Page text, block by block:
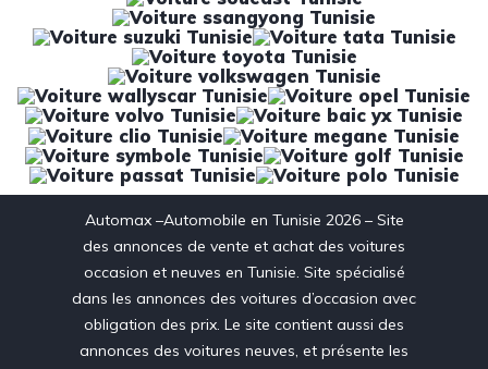
Automax –Automobile en Tunisie 2026 – Site
des annonces de vente et achat des voitures
occasion et neuves en Tunisie. Site spécialisé
dans les annonces des voitures d’occasion avec
obligation des prix. Le site contient aussi des
annonces des voitures neuves, et présente les